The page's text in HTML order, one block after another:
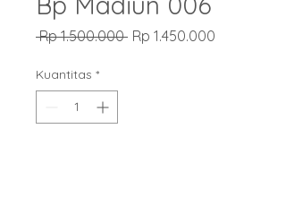
Rp 1.500.000 Harga
Rp 1.450.000
Kuantitas *